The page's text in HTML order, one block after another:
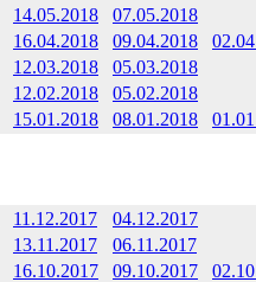
14.05.2018
07.05.2018
16.04.2018 09.04.2018
12.03.2018
05.03.2018
12.02.2018
05.02.2018
15.01.2018 08.01.2018
11.12.2017
04.12.2017
13.11.2017
06.11.2017
16.10.2017 09.10.2017